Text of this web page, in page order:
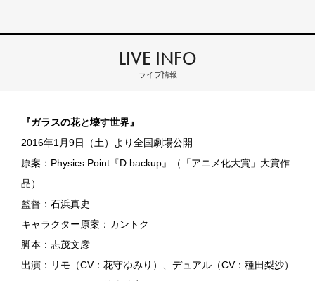
LIVE INFO
ライブ情報
『ガラスの花と壊す世界』
2016年1月9日（土）より全国劇場公開
原案：Physics Point『D.backup』（「アニメ化大賞」大賞作
品）
監督：石浜真史
キャラクター原案：カントク
脚本：志茂文彦
出演：リモ（CV：花守ゆみり）、デュアル（CV：種田梨沙）